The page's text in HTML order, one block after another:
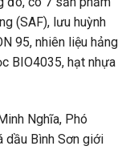
(SAF), lưu huỳnh
95, nhiên liệu hảng
BIO4035, hạt nhựa
Nghĩa, Phó
dầu Bình Sơn giới